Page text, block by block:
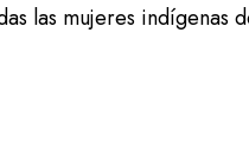
las mujeres indígenas